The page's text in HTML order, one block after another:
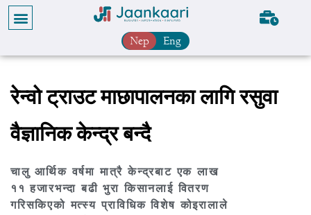
Nep Eng
रेन्वो ट्राउट माछापालनका लागि रसुवा
वैज्ञानिक केन्द्र बन्दै
चालु आर्थिक वर्षमा मात्रै केन्द्रबाट एक लाख
११ हजारभन्दा बढी भुरा किसानलाई वितरण
गरिसकिएको मत्स्य प्राविधिक विशेष कोइरालाले